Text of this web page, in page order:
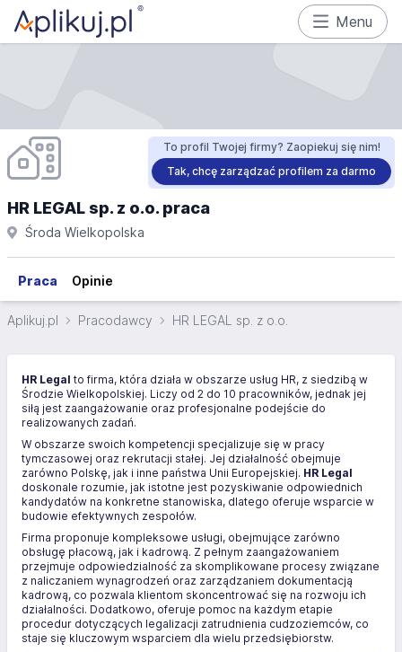
Menu
To profil Twojej firmy? Zaopiekuj się nim!
Tak, chcę zarządzać profilem za darmo
HR LEGAL sp. z o.o. praca
Środa Wielkopolska
Praca Opinie
Aplikuj.pl Pracodawcy HR LEGAL sp. z o.o.
HR Legal to firma, która działa w obszarze usług HR, z siedzibą w
Środzie Wielkopolskiej. Liczy od 2 do 10 pracowników, jednak jej
siłą jest zaangażowanie oraz profesjonalne podejście do
realizowanych zadań.
W obszarze swoich kompetencji specjalizuje się w pracy
tymczasowej oraz rekrutacji stałej. Jej działalność obejmuje
zarówno Polskę, jak i inne państwa Unii Europejskiej. HR Legal
doskonale rozumie, jak istotne jest pozyskiwanie odpowiednich
kandydatów na konkretne stanowiska, dlatego oferuje wsparcie w
budowie efektywnych zespołów.
Firma proponuje kompleksowe usługi, obejmujące zarówno
obsługę płacową, jak i kadrową. Z pełnym zaangażowaniem
przejmuje odpowiedzialność za skomplikowane procesy związane
z naliczaniem wynagrodzeń oraz zarządzaniem dokumentacją
kadrową, co pozwala klientom skoncentrować się na rozwoju ich
działalności. Dodatkowo, oferuje pomoc na każdym etapie
procedur dotyczących legalizacji zatrudnienia cudzoziemców, co
staje się kluczowym wsparciem dla wielu przedsiębiorstw.